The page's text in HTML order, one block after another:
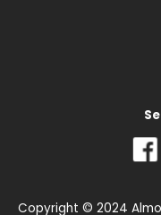
Copyright © 2024